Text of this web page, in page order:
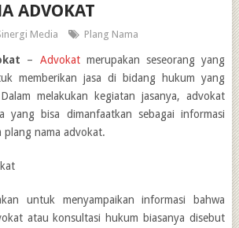
ADVOKAT
Media Plang Nama
– Advokatmerupakan seseorang yang
memberikan jasa di bidang hukum yang
melakukan kegiatan jasanya, advokat
yang bisa dimanfaatkan sebagai informasi
nama advokat.
untuk menyampaikan informasi bahwa
atau konsultasi hukum biasanya disebut